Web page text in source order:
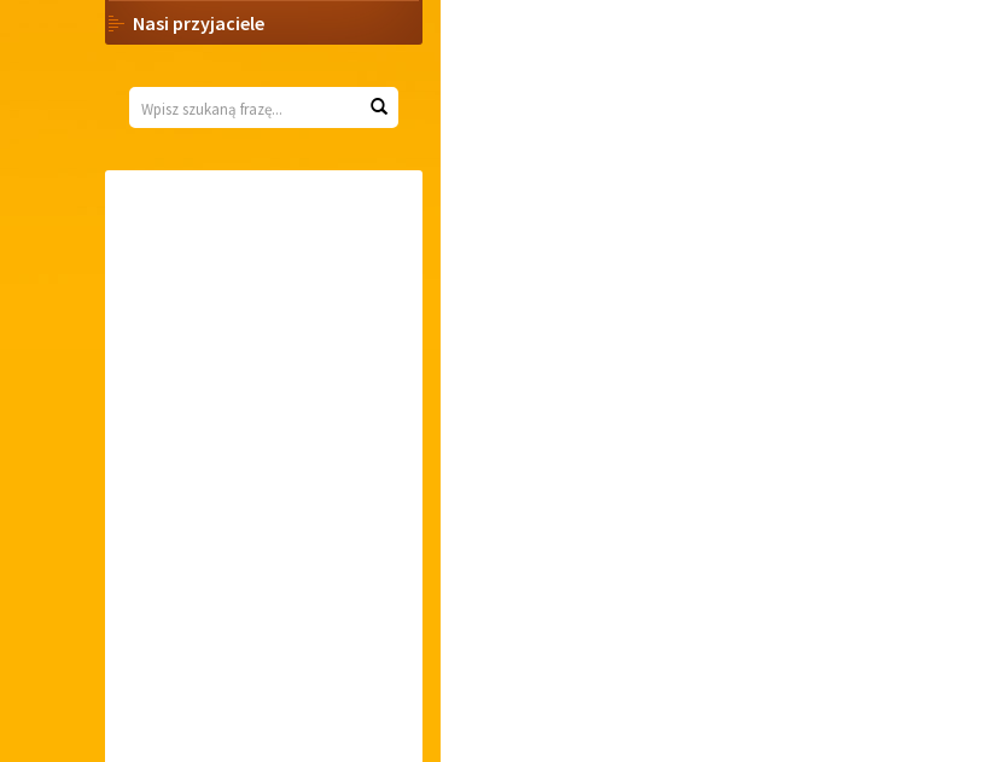
Nasi przyjaciele
Wyszukiwarka Wyszukaj